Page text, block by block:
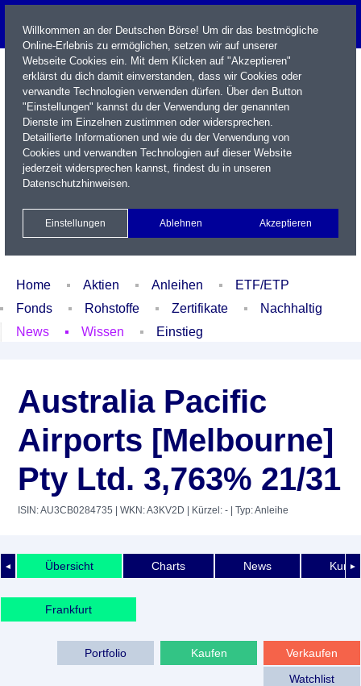
Name / WKN / ISIN / Kürzel
Xetra Realtime
Watchlist Portfolio Login
Home Aktien Anleihen
ETF/ETP
Fonds
Rohstoffe Zertifikate
Nachhaltig
News
Wissen Einstieg
Australia Pacific
Airports [Melbourne]
Pty Ltd. 3,763% 21/31
ISIN: AU3CB0284735 | WKN: A3KV2D | Kürzel: - | Typ: Anleihe
◄ ►
Übersicht Charts News
Frankfurt
Verkaufen
Kaufen
Portfolio
Watchlist
Willkommen an der Deutschen Börse! Um dir das bestmögliche
Online-Erlebnis zu ermöglichen, setzen wir auf unserer
Webseite Cookies ein. Mit dem Klicken auf "Akzeptieren"
erklärst du dich damit einverstanden, dass wir Cookies oder
verwandte Technologien verwenden dürfen. Über den Button
"Einstellungen" kannst du der Verwendung der genannten
Dienste im Einzelnen zustimmen oder widersprechen.
Detaillierte Informationen und wie du der Verwendung von
Cookies und verwandten Technologien auf dieser Website
jederzeit widersprechen kannst, findest du in unseren
Datenschutzhinweisen.
Einstellungen Ablehnen Akzeptieren